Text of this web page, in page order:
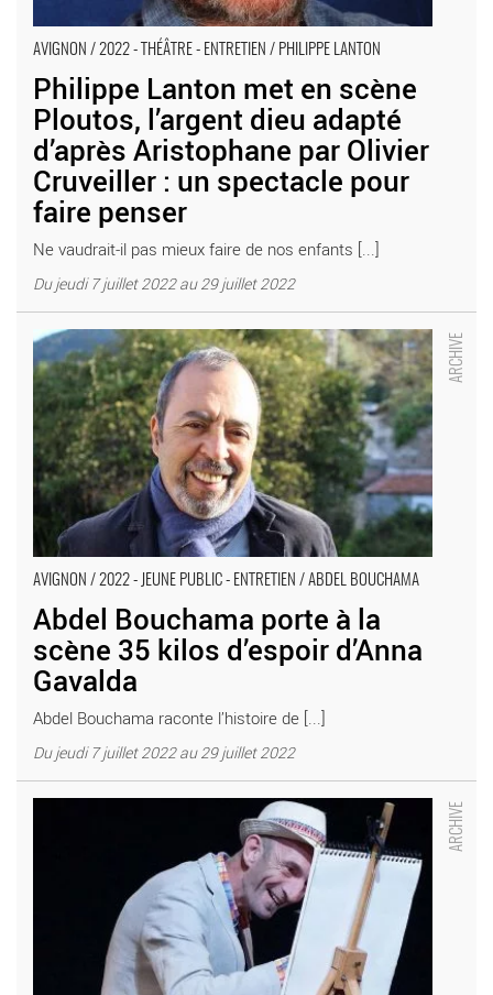
AVIGNON / 2022 - THÉÂTRE - ENTRETIEN / PHILIPPE LANTON
Philippe Lanton met en scène
Ploutos, l’argent dieu adapté
d’après Aristophane par Olivier
Cruveiller : un spectacle pour
faire penser
Ne vaudrait-il pas mieux faire de nos enfants [...]
Du jeudi 7 juillet 2022 au 29 juillet 2022
AVIGNON / 2022 - JEUNE PUBLIC - ENTRETIEN / ABDEL BOUCHAMA
Abdel Bouchama porte à la
scène 35 kilos d’espoir d’Anna
Gavalda
Abdel Bouchama raconte l’histoire de [...]
Du jeudi 7 juillet 2022 au 29 juillet 2022
Gavalda - Critique sortie Avignon / 2022 Avignon Avignon Off.
Présence Pasteur
Osmont - Critique sortie Avignon / 2022 Avignon Avignon Off.